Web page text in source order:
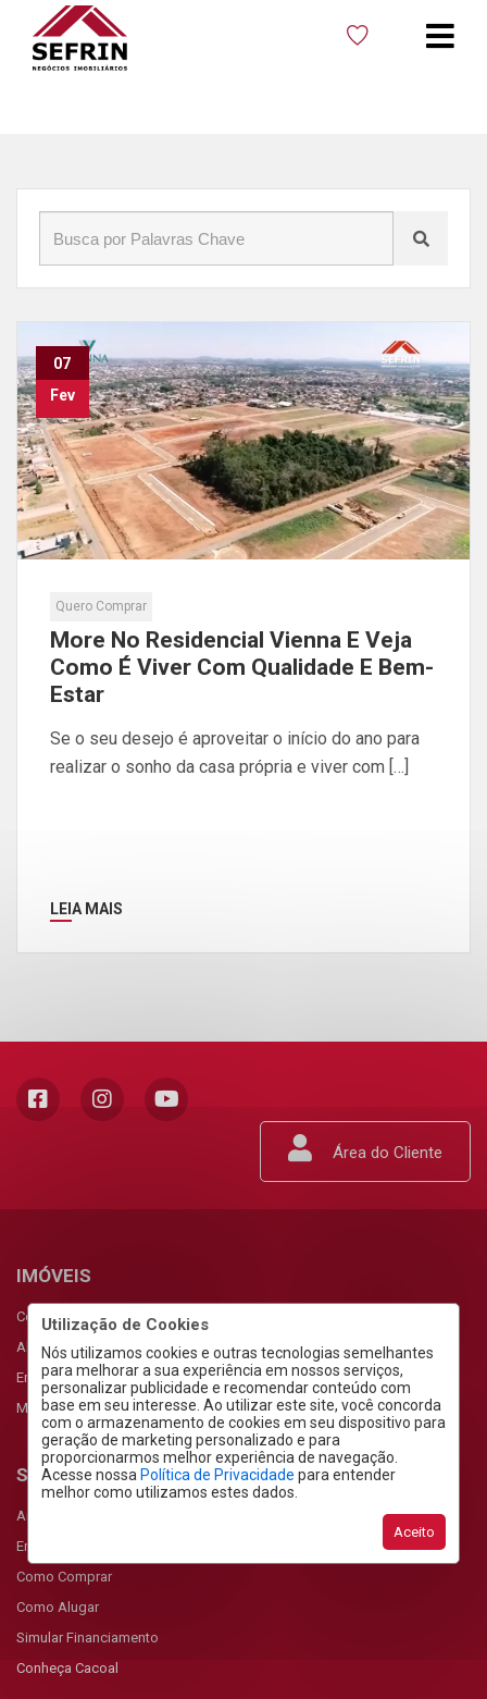
Início»Blog »Residencial Vienna
Utilização de Cookies
Nós utilizamos cookies e outras tecnologias semelhantes
para melhorar a sua experiência em nossos serviços,
personalizar publicidade e recomendar conteúdo com
base em seu interesse. Ao utilizar este site, você concorda
com o armazenamento de cookies em seu dispositivo para
geração de marketing personalizado e para
proporcionarmos melhor experiência de navegação.
Acesse nossa Política de Privacidade para entender
melhor como utilizamos estes dados.
Aceito
07
Fev
Quero Comprar
More No Residencial Vienna E Veja
Como É Viver Com Qualidade E Bem-
Estar
Se o seu desejo é aproveitar o início do ano para
realizar o sonho da casa própria e viver com […]
LEIA MAIS
Área do Cliente
IMÓVEIS
Comprar
Alugar
Empreendimentos
Meus Favoritos
SERVIÇOS
Anunciar Imóvel
Encomendar Imóvel
Como Comprar
Como Alugar
Simular Financiamento
Conheça Cacoal